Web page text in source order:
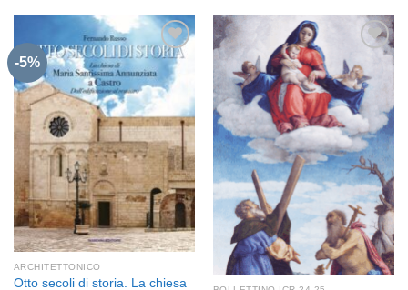
-5%
Aggiungi
alla lista
dei
desideri
ARCHITETTONICO
Otto secoli di storia. La chiesa
Aggiungi
alla lista
dei
desideri